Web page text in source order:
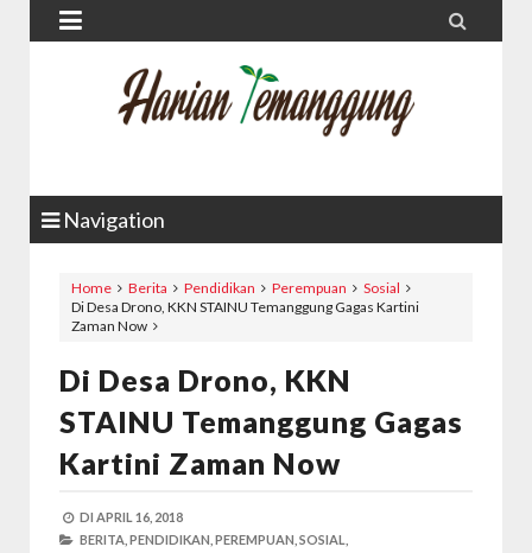
 
Navigation
Home Berita Pendidikan Perempuan
Sosial
Di Desa Drono, KKN STAINU Temanggung Gagas Kartini
Zaman Now
Di Desa Drono, KKN
STAINU Temanggung Gagas
Kartini Zaman Now
DI APRIL 16, 2018
BERITA, PENDIDIKAN, PEREMPUAN, SOSIAL,